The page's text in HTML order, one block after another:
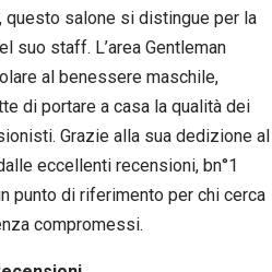
questo salone si distingue per la
suo staff. L’area Gentleman
al benessere maschile,
di portare a casa la qualità dei
Grazie alla sua dedizione al
eccellenti recensioni, bn°1
punto di riferimento per chi cerca
compromessi.